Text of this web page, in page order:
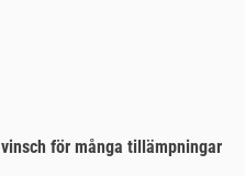
för många tillämpningar